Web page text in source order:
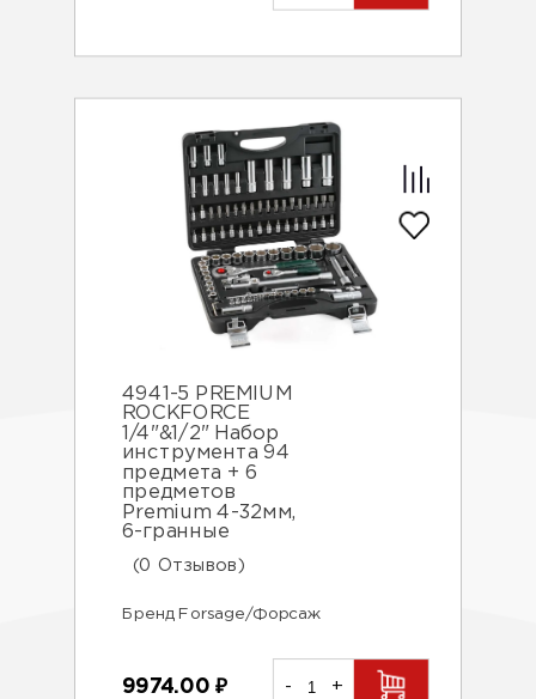
4941-5 PREMIUM
ROCKFORCE
1/4"&1/2" Набор
инструмента 94
предмета + 6
предметов
Premium 4-32мм,
6-гранные
(0 Отзывов)
Бренд Forsage/Форсаж
9974.00₽ - +